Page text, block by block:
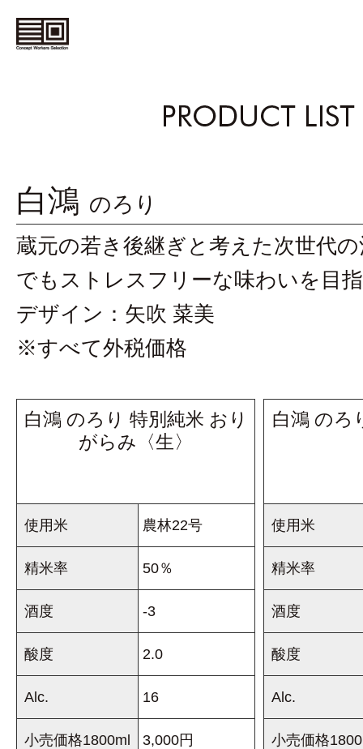
プ
ト
ワ
ー
カ
ー
ズ
セ
レ
ク
シ
ョ
ン
白鴻 のろり
蔵元の若き後継ぎと考えた次世代
でもストレスフリーな味わいを目
デザイン：矢吹 菜美
※すべて外税価格
白鴻 のろり 特別純米 おり
がらみ〈生〉
使用米 農林22号
精米率 50％
酒度 -3
酸度 2.0
Alc. 16
小売価格1800ml 3,000円
白鴻 のろ
使用米
精米率
酒度
酸度
Alc.
小売価格